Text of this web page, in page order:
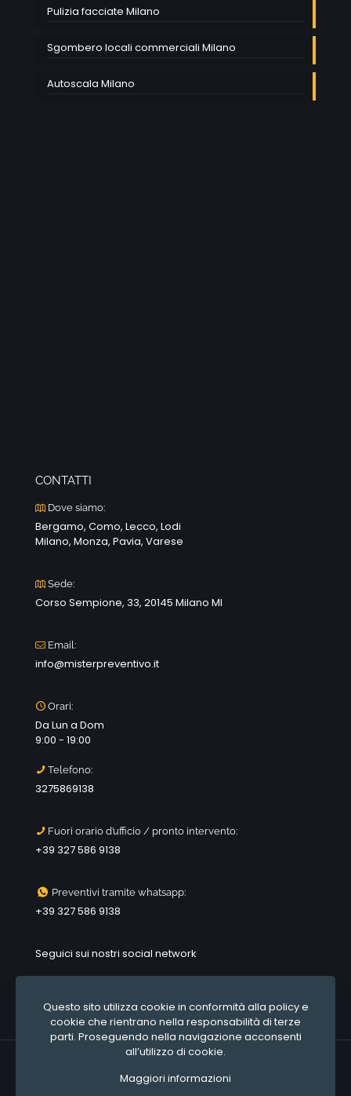
Pulizia facciate Milano
Sgombero locali commerciali Milano
Autoscala Milano
CONTATTI
Dove siamo:
Bergamo, Como, Lecco, Lodi
Milano, Monza, Pavia, Varese
Sede:
Corso Sempione, 33, 20145 Milano MI
Email:
info@misterpreventivo.it
Orari:
Da Lun a Dom
9:00 - 19:00
Telefono:
3275869138
Fuori orario d’ufficio / pronto intervento:
+39 327 586 9138
Preventivi tramite whatsapp:
+39 327 586 9138
Seguici sui nostri social network
© 2020 All rights reserved misterpreventivo.it
posizionamento realizzato dall'Agenzia web Milano
Questo sito utilizza cookie in conformità alla policy e
cookie che rientrano nella responsabilità di terze
parti. Proseguendo nella navigazione acconsenti
all’utilizzo di cookie.
Maggiori informazioni